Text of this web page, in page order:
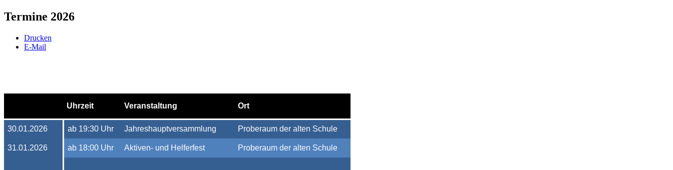
Termine 2026
Drucken
E-Mail
Uhrzeit Veranstaltung Ort
30.01.2026 ab 19:30 Uhr Jahreshauptversammlung Proberaum der alten Schule
31.01.2026 ab 18:00 Uhr Aktiven- und Helferfest Proberaum der alten Schule